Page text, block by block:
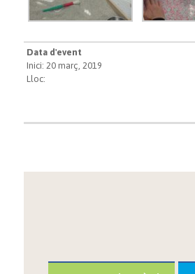
Data d'event
Inici: 20 març, 2019
Lloc: